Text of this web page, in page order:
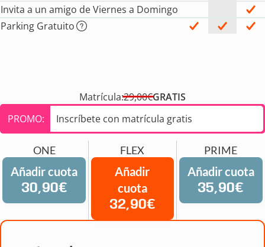
Invita a un amigo de Viernes a Domingo
Parking Gratuito
Matrícula:29,00€GRATIS
PROMO:
Inscríbete con matrícula gratis
ONE
Añadir cuota
30,90€
FLEX
Añadir
cuota
32,90€
PRIME
Añadir cuota
35,90€